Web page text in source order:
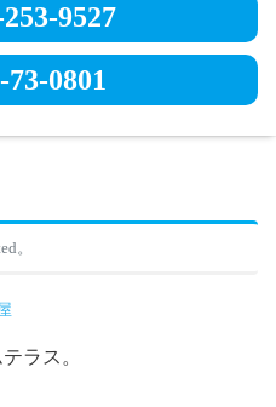
9527
73-0801
。
ラス。